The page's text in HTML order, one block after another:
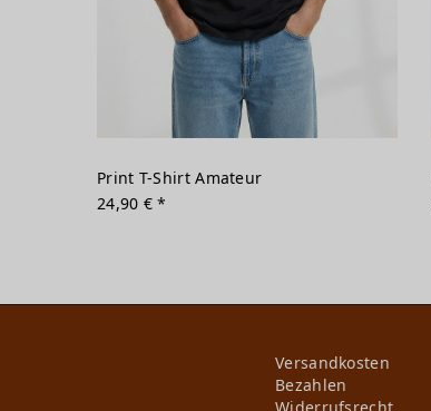
Print T-Shirt Amateur
24,90 € *
Versandkosten
Bezahlen